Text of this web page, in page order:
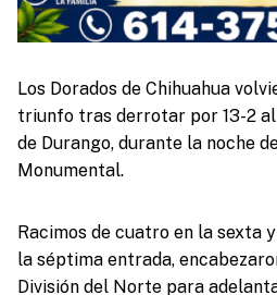
Los Dorados de Chihuahua
triunfo tras derrotar por 13-2
de Durango, durante la noche
Monumental.
Racimos de cuatro en la sexta
la séptima entrada,
División del Norte para